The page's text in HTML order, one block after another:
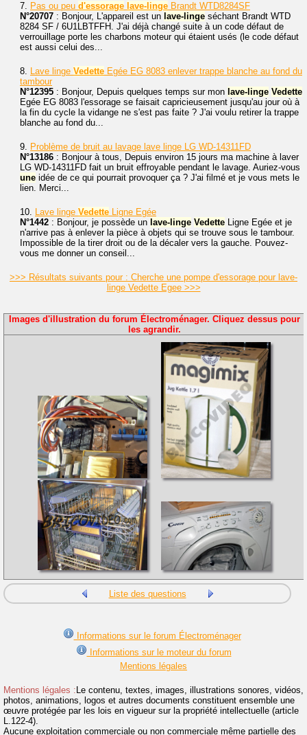
7. Pas ou peu d'essorage lave-linge Brandt WTD8284SF
N°20707 : Bonjour, L'appareil est un lave-linge séchant Brandt WTD
8284 SF / 6U1LBTFFH. J'ai déjà changé suite à un code défaut de
verrouillage porte les charbons moteur qui étaient usés (le code défaut
est aussi celui des...
8. Lave linge Vedette Egée EG 8083 enlever trappe blanche au fond du
tambour
N°12395 : Bonjour, Depuis quelques temps sur mon lave-linge Vedette
Egée EG 8083 l'essorage se faisait capricieusement jusqu'au jour où à
la fin du cycle la vidange ne s'est pas faite ? J'ai voulu retirer la trappe
blanche au fond du...
9. Problème de bruit au lavage lave linge LG WD-14311FD
N°13186 : Bonjour à tous, Depuis environ 15 jours ma machine à laver
LG WD-14311FD fait un bruit effroyable pendant le lavage. Auriez-vous
une idée de ce qui pourrait provoquer ça ? J'ai filmé et je vous mets le
lien. Merci...
10. Lave linge Vedette Ligne Egée
N°1442 : Bonjour, je possède un lave-linge Vedette Ligne Egée et je
n'arrive pas à enlever la pièce à objets qui se trouve sous le tambour.
Impossible de la tirer droit ou de la décaler vers la gauche. Pouvez-
vous me donner un conseil...
>>> Résultats suivants pour : Cherche une pompe d'essorage pour lave-
linge Vedette Egee >>>
Images d'illustration du forum Électroménager. Cliquez dessus pour
les agrandir.
Liste des questions
Informations sur le forum Électroménager
Informations sur le moteur du forum
Mentions légales
Mentions légales : Le contenu, textes, images, illustrations sonores, vidéos,
photos, animations, logos et autres documents constituent ensemble une
œuvre protégée par les lois en vigueur sur la propriété intellectuelle (article
L.122-4).
Aucune exploitation commerciale ou non commerciale même partielle des